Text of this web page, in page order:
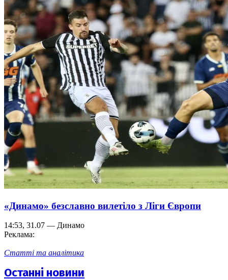
«Динамо» безславно вилетіло з Ліги Європи
14:53, 31.07 — Динамо
Реклама:
Статті та аналітика
Останні новини